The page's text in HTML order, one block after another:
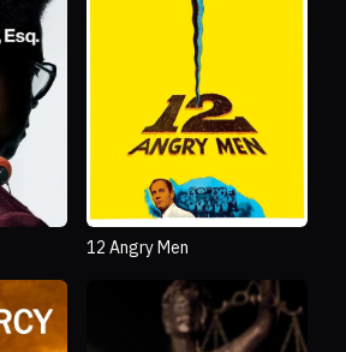
12 Angry Men